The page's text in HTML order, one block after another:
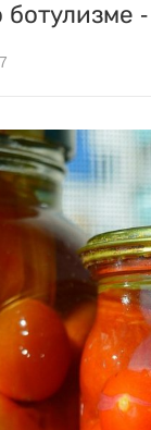
ботулизме